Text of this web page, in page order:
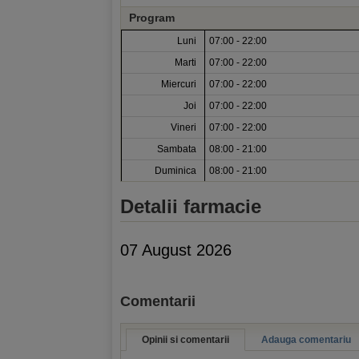
Program
Luni
07:00 - 22:00
Marti
07:00 - 22:00
Miercuri
07:00 - 22:00
Joi
07:00 - 22:00
Vineri
07:00 - 22:00
Sambata
08:00 - 21:00
Duminica
08:00 - 21:00
Detalii farmacie
07 August 2026
Comentarii
Opinii si comentarii Adauga comentariu